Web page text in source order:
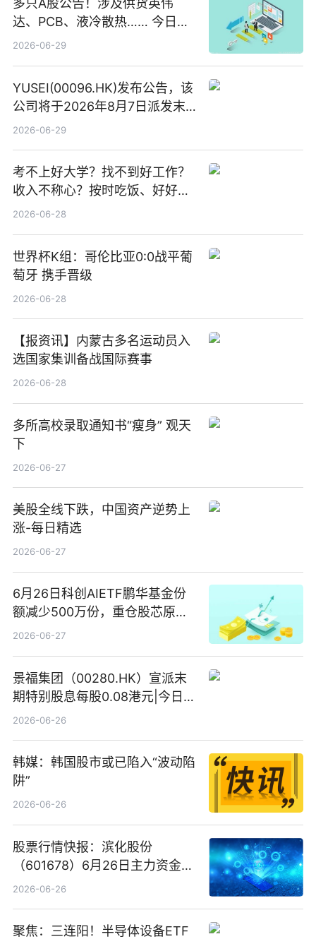
多只A股公告！涉及供货英伟
达、PCB、液冷散热…… 今日快
讯
2026-06-29
YUSEI(00096.HK)发布公告，该
公司将于2026年8月7日派发末
期股息每股人民币0.013元 每日
2026-06-29
考不上好大学？找不到好工作？
收入不称心？按时吃饭、好好睡
觉
2026-06-28
世界杯K组：哥伦比亚0:0战平葡
萄牙 携手晋级
2026-06-28
【报资讯】内蒙古多名运动员入
选国家集训备战国际赛事
2026-06-28
多所高校录取通知书“瘦身” 观天
下
2026-06-27
美股全线下跌，中国资产逆势上
涨-每日精选
2026-06-27
6月26日科创AIETF鹏华基金份
额减少500万份，重仓股芯原股
份、寒武纪、澜起科技 观速讯
2026-06-27
景福集团（00280.HK）宣派末
期特别股息每股0.08港元|今日快
看
2026-06-26
韩媒：韩国股市或已陷入“波动陷
阱”
2026-06-26
股票行情快报：滨化股份
（601678）6月26日主力资金净
卖出5964.34万元
2026-06-26
聚焦：三连阳！半导体设备ETF